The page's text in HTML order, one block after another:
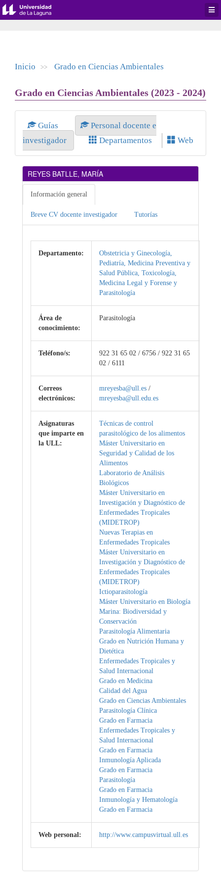
Inicio >> Grado en Ciencias Ambientales
Grado en Ciencias Ambientales (2023 - 2024)
Guías
Personal docente e
investigador
Departamentos Web
REYES BATLLE, MARÍA
Información general
Breve CV docente investigador Tutorías
Departamento:
Obstetricia y Ginecología,
Pediatría, Medicina Preventiva y
Salud Pública, Toxicología,
Medicina Legal y Forense y
Parasitología
Área de
conocimiento:
Parasitología
Teléfono/s:
922 31 65 02 / 6756 / 922 31 65
02 / 6111
Correos
electrónicos:
mreyesba@ull.es /
mreyesba@ull.edu.es
Asignaturas
que imparte en
la ULL:
Técnicas de control
parasitológico de los alimentos
Máster Universitario en
Seguridad y Calidad de los
Alimentos
Laboratorio de Análisis
Biológicos
Máster Universitario en
Investigación y Diagnóstico de
Enfermedades Tropicales
(MIDETROP)
Nuevas Terapias en
Enfermedades Tropicales
Máster Universitario en
Investigación y Diagnóstico de
Enfermedades Tropicales
(MIDETROP)
Ictioparasitología
Máster Universitario en Biología
Marina: Biodiversidad y
Conservación
Parasitología Alimentaria
Grado en Nutrición Humana y
Dietética
Enfermedades Tropicales y
Salud Internacional
Grado en Medicina
Calidad del Agua
Grado en Ciencias Ambientales
Parasitología Clínica
Grado en Farmacia
Enfermedades Tropicales y
Salud Internacional
Grado en Farmacia
Inmunología Aplicada
Grado en Farmacia
Parasitología
Grado en Farmacia
Inmunología y Hematología
Grado en Farmacia
Web personal: http://www.campusvirtual.ull.es